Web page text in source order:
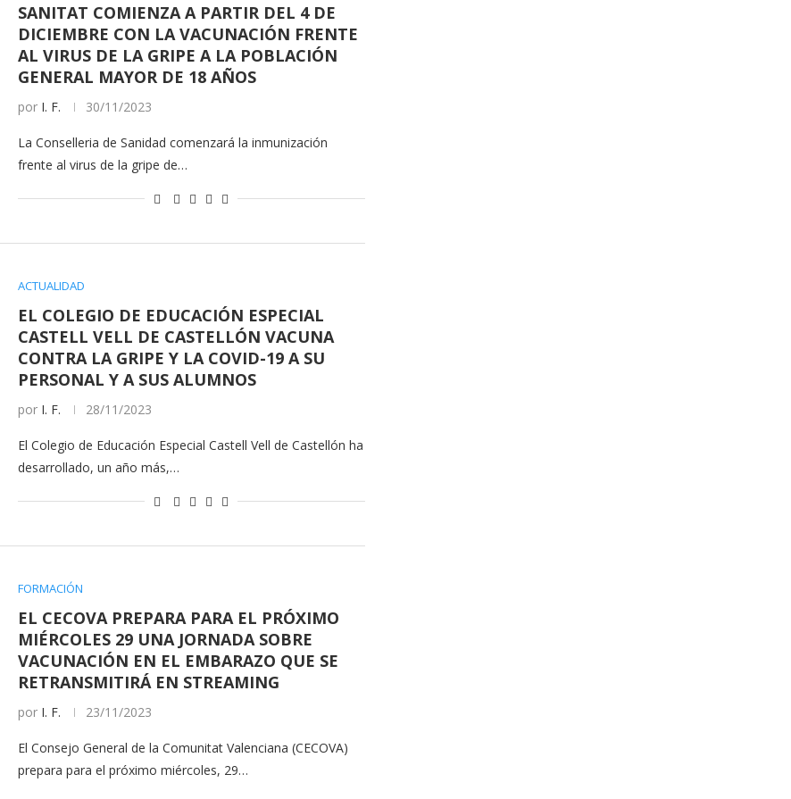
SANITAT COMIENZA A PARTIR DEL 4 DE
DICIEMBRE CON LA VACUNACIÓN FRENTE
AL VIRUS DE LA GRIPE A LA POBLACIÓN
GENERAL MAYOR DE 18 AÑOS
por I. F. 30/11/2023
La Conselleria de Sanidad comenzará la inmunización
frente al virus de la gripe de…
ACTUALIDAD
EL COLEGIO DE EDUCACIÓN ESPECIAL
CASTELL VELL DE CASTELLÓN VACUNA
CONTRA LA GRIPE Y LA COVID-19 A SU
PERSONAL Y A SUS ALUMNOS
por I. F. 28/11/2023
El Colegio de Educación Especial Castell Vell de Castellón ha
desarrollado, un año más,…
FORMACIÓN
EL CECOVA PREPARA PARA EL PRÓXIMO
MIÉRCOLES 29 UNA JORNADA SOBRE
VACUNACIÓN EN EL EMBARAZO QUE SE
RETRANSMITIRÁ EN STREAMING
por I. F. 23/11/2023
El Consejo General de la Comunitat Valenciana (CECOVA)
prepara para el próximo miércoles, 29…